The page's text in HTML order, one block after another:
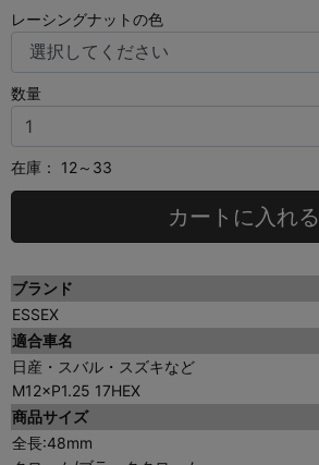
レーシングナットの色
数量
在庫： 12～33
カートに入れる
ブランド
ESSEX
適合車名
日産・スバル・スズキなど
M12×P1.25 17HEX
商品サイズ
全長:48mm